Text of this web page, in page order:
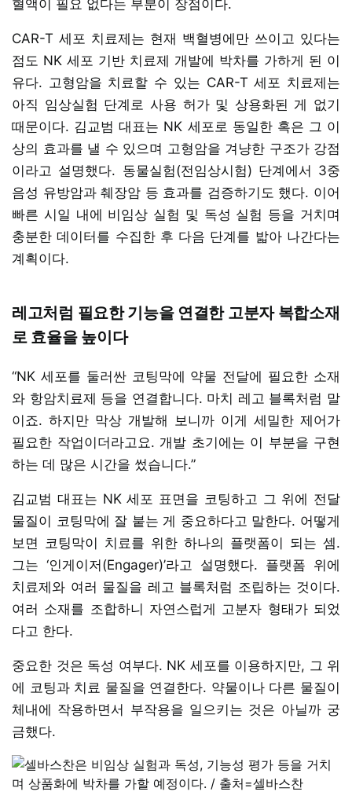
혈액이 필요 없다는 부분이 장점이다.
CAR-T 세포 치료제는 현재 백혈병에만 쓰이고 있다는
점도 NK 세포 기반 치료제 개발에 박차를 가하게 된 이
유다. 고형암을 치료할 수 있는 CAR-T 세포 치료제는
아직 임상실험 단계로 사용 허가 및 상용화된 게 없기
때문이다. 김교범 대표는 NK 세포로 동일한 혹은 그 이
상의 효과를 낼 수 있으며 고형암을 겨냥한 구조가 강점
이라고 설명했다. 동물실험(전임상시험) 단계에서 3중
음성 유방암과 췌장암 등 효과를 검증하기도 했다. 이어
빠른 시일 내에 비임상 실험 및 독성 실험 등을 거치며
충분한 데이터를 수집한 후 다음 단계를 밟아 나간다는
계획이다.
레고처럼 필요한 기능을 연결한 고분자 복합소재
로 효율을 높이다
“NK 세포를 둘러싼 코팅막에 약물 전달에 필요한 소재
와 항암치료제 등을 연결합니다. 마치 레고 블록처럼 말
이죠. 하지만 막상 개발해 보니까 이게 세밀한 제어가
필요한 작업이더라고요. 개발 초기에는 이 부분을 구현
하는 데 많은 시간을 썼습니다.”
김교범 대표는 NK 세포 표면을 코팅하고 그 위에 전달
물질이 코팅막에 잘 붙는 게 중요하다고 말한다. 어떻게
보면 코팅막이 치료를 위한 하나의 플랫폼이 되는 셈.
그는 ‘인게이저(Engager)’라고 설명했다. 플랫폼 위에
치료제와 여러 물질을 레고 블록처럼 조립하는 것이다.
여러 소재를 조합하니 자연스럽게 고분자 형태가 되었
다고 한다.
중요한 것은 독성 여부다. NK 세포를 이용하지만, 그 위
에 코팅과 치료 물질을 연결한다. 약물이나 다른 물질이
체내에 작용하면서 부작용을 일으키는 것은 아닐까 궁
금했다.